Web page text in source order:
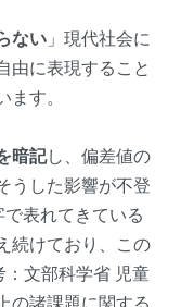
ない 」現代社会に
由に表現すること
す。
暗記し、偏差値の
うした影響が不登
表れてきている
続けており、この
文部科学省 児童